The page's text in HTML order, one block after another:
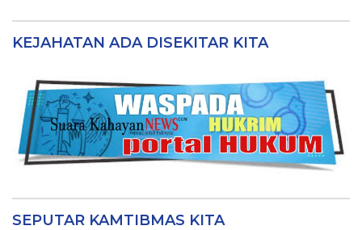
KEJAHATAN ADA DISEKITAR KITA
SEPUTAR KAMTIBMAS KITA